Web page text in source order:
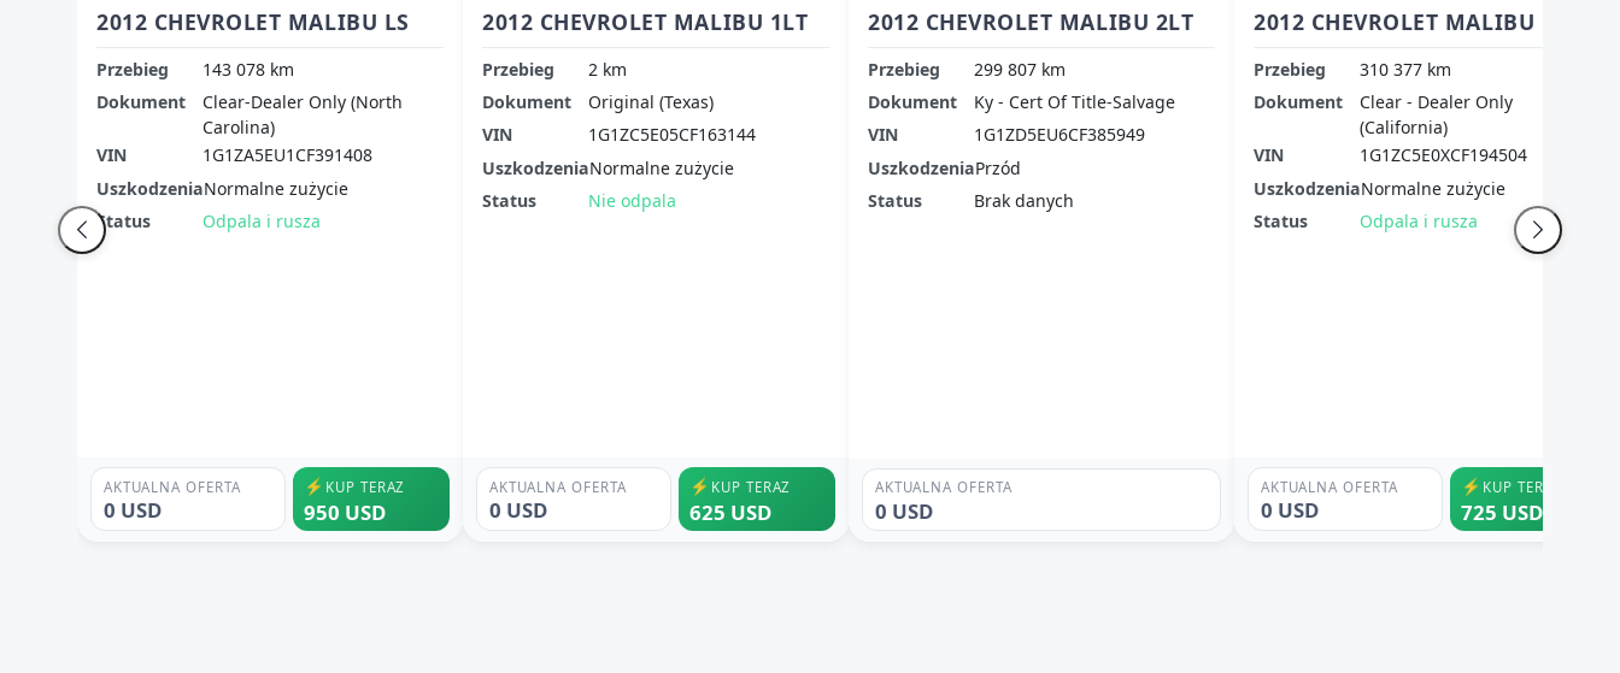
2012 CHEVROLET MALIBU LS
Przebieg
143 078 km
Dokument
Clear-Dealer Only (North
Carolina)
VIN
1G1ZA5EU1CF391408
UszkodzeniaNormalne zużycie
Status
Odpala i rusza
AKTUALNA OFERTA
0 USD
⚡ KUP TERAZ
950 USD
2012 CHEVROLET MALIBU 1LT
Przebieg
2 km
Dokument
Original (Texas)
VIN
1G1ZC5E05CF163144
UszkodzeniaNormalne zużycie
Status
Nie odpala
AKTUALNA OFERTA
0 USD
⚡ KUP TERAZ
625 USD
2012 CHEVROLET MALIBU 2LT
Przebieg
299 807 km
Dokument
Ky - Cert Of Title-Salvage
VIN
1G1ZD5EU6CF385949
UszkodzeniaPrzód
Status
Brak danych
AKTUALNA OFERTA
0 USD
2012 CHEVROLET MALIBU 1LT
Przebieg
310 377 km
Dokument
Clear - Dealer Only
(California)
VIN
1G1ZC5E0XCF194504
UszkodzeniaNormalne zużycie
Status
Odpala i rusza
AKTUALNA OFERTA
0 USD
⚡ KUP TERAZ
725 USD